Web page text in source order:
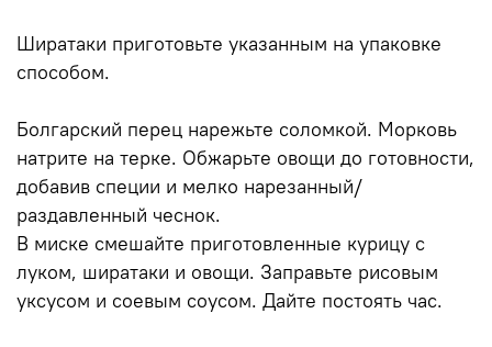
Ширатаки приготовьте указанным на упаковке
способом.
Болгарский перец нарежьте соломкой. Морковь
натрите на терке. Обжарьте овощи до готовности,
добавив специи и мелко нарезанный/
раздавленный чеснок.
В миске смешайте приготовленные курицу с
луком, ширатаки и овощи. Заправьте рисовым
уксусом и соевым соусом. Дайте постоять час.